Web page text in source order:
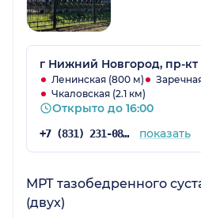
г Нижний Новгород, пр-кт
Ленинская (800 м)
Чкаловская (2.1 км)
Открыто до 16:00
+7 (831) 231-08-37 показать
МРТ тазобедренного
(двух)